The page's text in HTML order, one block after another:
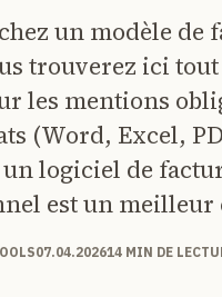
un modèle de
trouverez ici
les mentions
(Word, Excel,
logiciel de
est un meilleur
07.04.202614 MIN DE